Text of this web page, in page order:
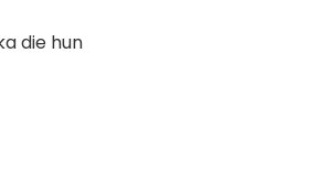
die hun